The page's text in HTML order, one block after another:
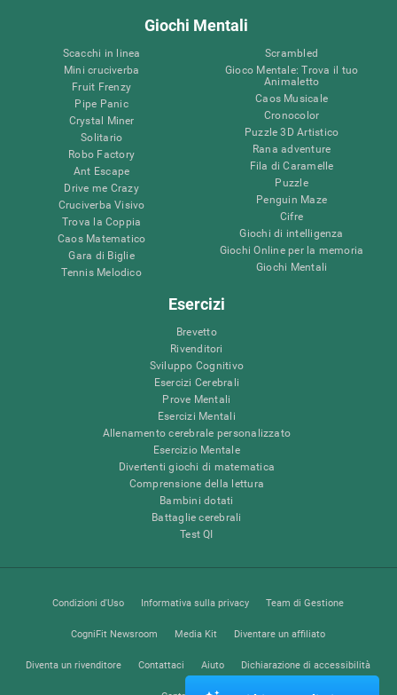
Giochi Mentali
Scacchi in linea
Mini cruciverba
Fruit Frenzy
Pipe Panic
Crystal Miner
Solitario
Robo Factory
Ant Escape
Drive me Crazy
Cruciverba Visivo
Trova la Coppia
Caos Matematico
Gara di Biglie
Tennis Melodico
Scrambled
Gioco Mentale: Trova il tuo
Animaletto
Caos Musicale
Cronocolor
Puzzle 3D Artistico
Rana adventure
Fila di Caramelle
Puzzle
Penguin Maze
Cifre
Giochi di intelligenza
Giochi Online per la memoria
Giochi Mentali
Esercizi
Brevetto
Rivenditori
Sviluppo Cognitivo
Esercizi Cerebrali
Prove Mentali
Esercizi Mentali
Allenamento cerebrale personalizzato
Esercizio Mentale
Divertenti giochi di matematica
Comprensione della lettura
Bambini dotati
Battaglie cerebrali
Test QI
Condizioni d'Uso Informativa sulla privacy Team di Gestione
CogniFit Newsroom Media Kit Diventare un affiliato
Diventa un rivenditore Contattaci Aiuto Dichiarazione di accessibilità